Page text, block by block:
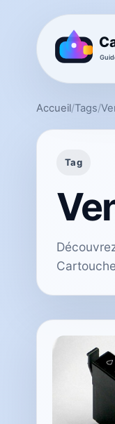
Accueil/Tags/
Tag